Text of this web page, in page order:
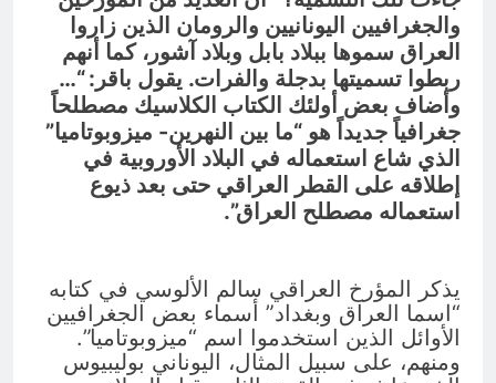
والجغرافيين اليونانيين والرومان الذين زاروا
العراق سموها ببلاد بابل وبلاد آشور، كما أنهم
ربطوا تسميتها بدجلة والفرات. يقول باقر: “…
وأضاف بعض أولئك الكتاب الكلاسيك مصطلحاً
جغرافياً جديداً هو “ما بين النهرين- ميزوبوتاميا”
الذي شاع استعماله في البلاد الأوروبية في
إطلاقه على القطر العراقي حتى بعد ذيوع
استعماله مصطلح العراق”.
يذكر المؤرخ العراقي سالم الألوسي في كتابه
“اسما العراق وبغداد” أسماء بعض الجغرافيين
الأوائل الذين استخدموا اسم “ميزوبوتاميا”.
ومنهم، على سبيل المثال، اليوناني بوليبيوس